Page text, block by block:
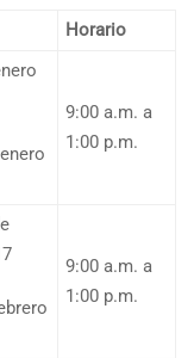
Horario
9:00 a.m. a
1:00 p.m.
9:00 a.m. a
1:00 p.m.